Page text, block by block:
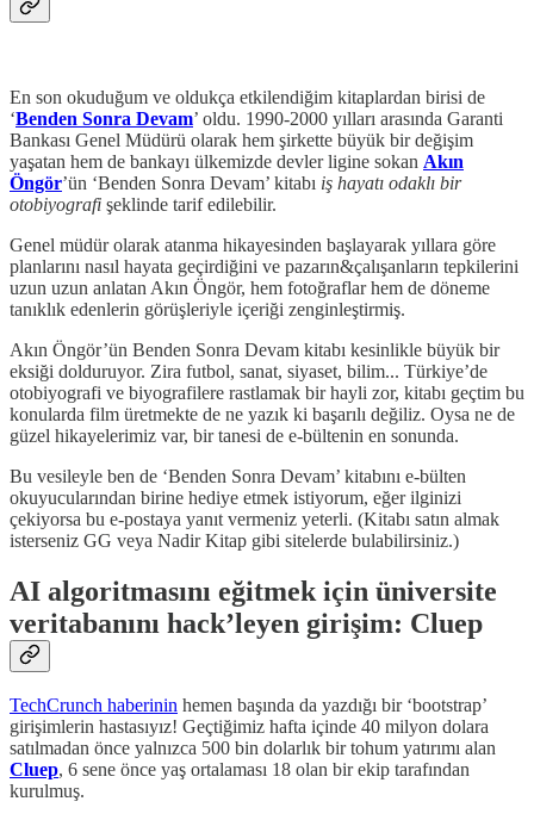
En son okuduğum ve oldukça etkilendiğim kitaplardan birisi de
‘Benden Sonra Devam’ oldu. 1990-2000 yılları arasında Garanti
Bankası Genel Müdürü olarak hem şirkette büyük bir değişim
yaşatan hem de bankayı ülkemizde devler ligine sokan Akın
Öngör’ün ‘Benden Sonra Devam’ kitabı iş hayatı odaklı bir
otobiyografi şeklinde tarif edilebilir.
Genel müdür olarak atanma hikayesinden başlayarak yıllara göre
planlarını nasıl hayata geçirdiğini ve pazarın&çalışanların tepkilerini
uzun uzun anlatan Akın Öngör, hem fotoğraflar hem de döneme
tanıklık edenlerin görüşleriyle içeriği zenginleştirmiş.
Akın Öngör’ün Benden Sonra Devam kitabı kesinlikle büyük bir
eksiği dolduruyor. Zira futbol, sanat, siyaset, bilim... Türkiye’de
otobiyografi ve biyografilere rastlamak bir hayli zor, kitabı geçtim bu
konularda film üretmekte de ne yazık ki başarılı değiliz. Oysa ne de
güzel hikayelerimiz var, bir tanesi de e-bültenin en sonunda.
Bu vesileyle ben de ‘Benden Sonra Devam’ kitabını e-bülten
okuyucularından birine hediye etmek istiyorum, eğer ilginizi
çekiyorsa bu e-postaya yanıt vermeniz yeterli. (Kitabı satın almak
isterseniz GG veya Nadir Kitap gibi sitelerde bulabilirsiniz.)
AI algoritmasını eğitmek için üniversite
veritabanını hack’leyen girişim: Cluep
TechCrunch haberinin hemen başında da yazdığı bir ‘bootstrap’
girişimlerin hastasıyız! Geçtiğimiz hafta içinde 40 milyon dolara
satılmadan önce yalnızca 500 bin dolarlık bir tohum yatırımı alan
Cluep, 6 sene önce yaş ortalaması 18 olan bir ekip tarafından
kurulmuş.